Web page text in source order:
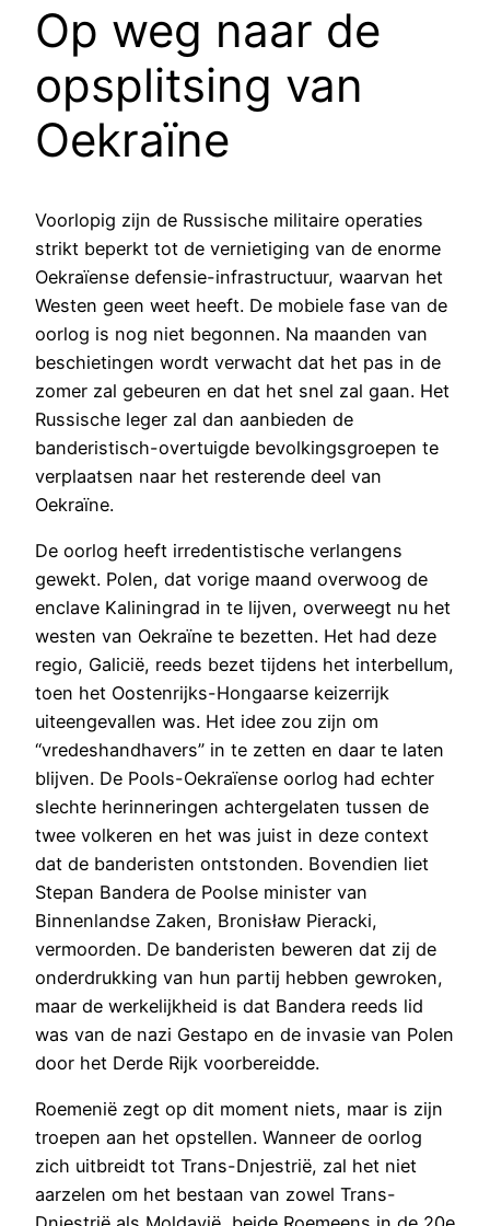
Op weg naar de
opsplitsing van
Oekraïne
Voorlopig zijn de Russische militaire operaties
strikt beperkt tot de vernietiging van de enorme
Oekraïense defensie-infrastructuur, waarvan het
Westen geen weet heeft. De mobiele fase van de
oorlog is nog niet begonnen. Na maanden van
beschietingen wordt verwacht dat het pas in de
zomer zal gebeuren en dat het snel zal gaan. Het
Russische leger zal dan aanbieden de
banderistisch-overtuigde bevolkingsgroepen te
verplaatsen naar het resterende deel van
Oekraïne.
De oorlog heeft irredentistische verlangens
gewekt. Polen, dat vorige maand overwoog de
enclave Kaliningrad in te lijven, overweegt nu het
westen van Oekraïne te bezetten. Het had deze
regio, Galicië, reeds bezet tijdens het interbellum,
toen het Oostenrijks-Hongaarse keizerrijk
uiteengevallen was. Het idee zou zijn om
“vredeshandhavers” in te zetten en daar te laten
blijven. De Pools-Oekraïense oorlog had echter
slechte herinneringen achtergelaten tussen de
twee volkeren en het was juist in deze context
dat de banderisten ontstonden. Bovendien liet
Stepan Bandera de Poolse minister van
Binnenlandse Zaken, Bronisław Pieracki,
vermoorden. De banderisten beweren dat zij de
onderdrukking van hun partij hebben gewroken,
maar de werkelijkheid is dat Bandera reeds lid
was van de nazi Gestapo en de invasie van Polen
door het Derde Rijk voorbereidde.
Roemenië zegt op dit moment niets, maar is zijn
troepen aan het opstellen. Wanneer de oorlog
zich uitbreidt tot Trans-Dnjestrië, zal het niet
aarzelen om het bestaan van zowel Trans-